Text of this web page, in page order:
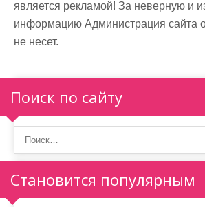
является рекламой! За неверную и
информацию Администрация сайта
не несет.
Поиск по сайту
Становится популярным